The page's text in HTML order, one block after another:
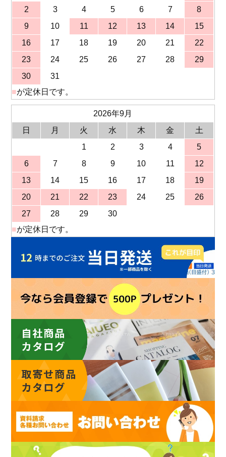
2
3 4 5 6 7
8
9
10 11 12 13 14
15
16
17 18 19 20 21
22
23
24 25 26 27 28
29
30
31
■が定休日です。
2026年9月
日
月 火 水 木 金
土
1
2 3 4
5
6
7 8 9 10 11
12
13
14 15 16 17 18
19
20
21 22 23 24 25
26
27
28 29
30
■が定休日です。